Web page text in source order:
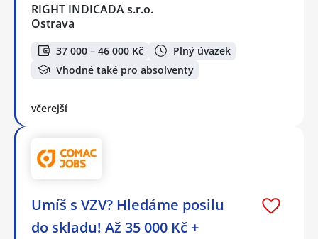
RIGHT INDICADA s.r.o.
Ostrava
37 000 – 46 000 Kč
Plný úvazek
Vhodné také pro absolventy
včerejší
Umíš s VZV? Hledáme posilu
do skladu! Až 35 000 Kč +